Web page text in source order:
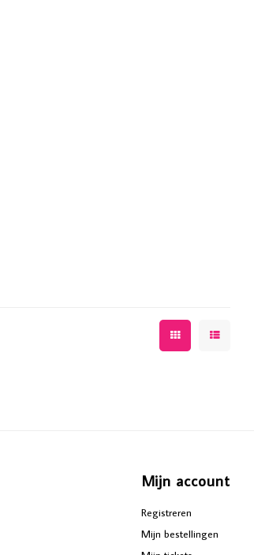
Mijn account
Registreren
Mijn bestellingen